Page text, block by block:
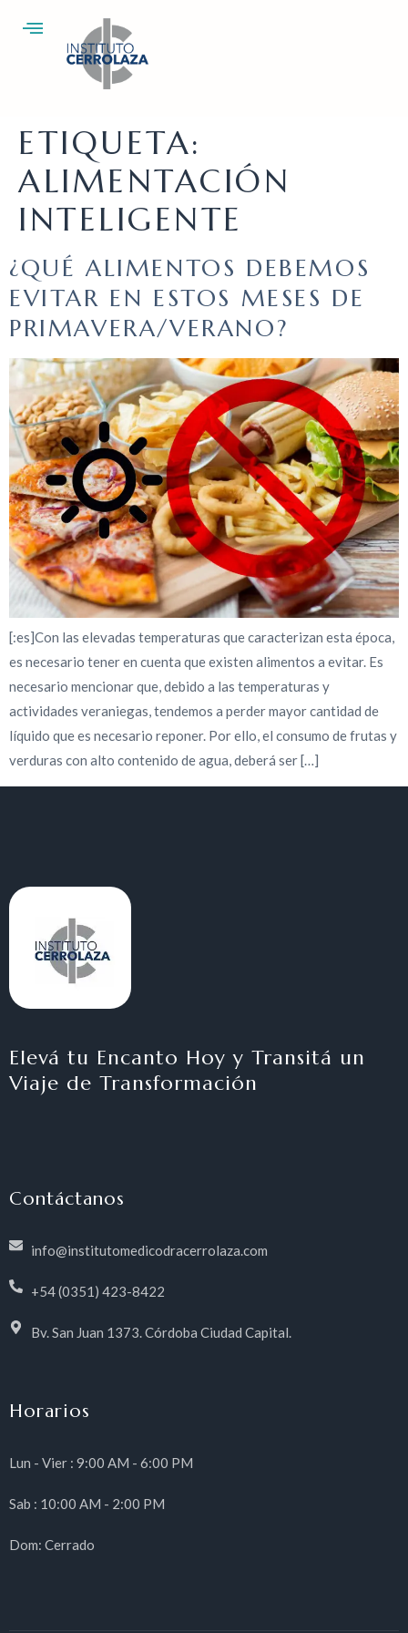
ETIQUETA:
ALIMENTACIÓN
INTELIGENTE
¿QUÉ ALIMENTOS DEBEMOS
EVITAR EN ESTOS MESES DE
PRIMAVERA/VERANO?
[:es]Con las elevadas temperaturas que caracterizan esta época,
es necesario tener en cuenta que existen alimentos a evitar. Es
necesario mencionar que, debido a las temperaturas y
actividades veraniegas, tendemos a perder mayor cantidad de
líquido que es necesario reponer. Por ello, el consumo de frutas y
verduras con alto contenido de agua, deberá ser […]
Elevá tu Encanto Hoy y Transitá un
Viaje de Transformación
Contáctanos
info@institutomedicodracerrolaza.com
+54 (0351) 423-8422
Bv. San Juan 1373. Córdoba Ciudad Capital.
Horarios
Lun - Vier : 9:00 AM - 6:00 PM
Sab : 10:00 AM - 2:00 PM
Dom: Cerrado